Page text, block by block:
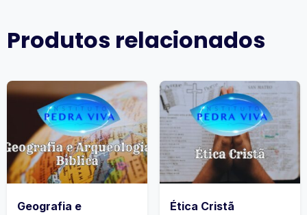
Produtos relacionados
Geografia e
Ética Cristã